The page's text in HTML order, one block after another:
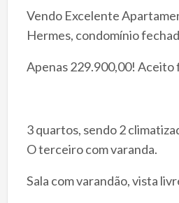
Vendo Excelente
Hermes, condomínio
Apenas 229.900,00! Aceito
3 quartos, sendo 2
O terceiro com varanda.
Sala com varandão, vista